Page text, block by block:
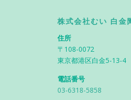
株式会社むい 白金
住所
〒108-0072
東京都港区白金5-13-4
電話番号
03-6318-5858